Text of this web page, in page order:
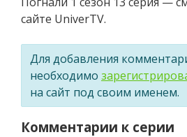
сайте UniverTV.
Для добавления
необходимо
на сайт под своим именем.
Комментарии к серии